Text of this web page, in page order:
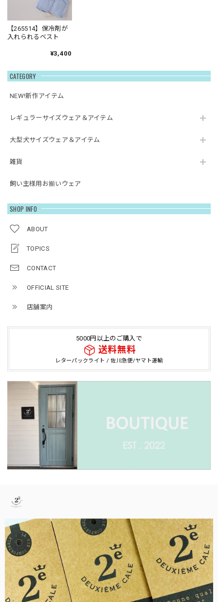
CATEGORY
NEW!新作アイテム
レギュラーサイズウェア＆アイテム
大型犬サイズウェア＆アイテム
雑貨
飼い主様用お揃いウェア
SHOP INFO
ABOUT
TOPICS
CONTACT
OFFICIAL SITE
店舗案内
5000円以上のご購入で
送料無料
レターパックライト / 佐川急便/ヤマト運輸
【265514】保冷剤が
入れられるベスト
¥3,400